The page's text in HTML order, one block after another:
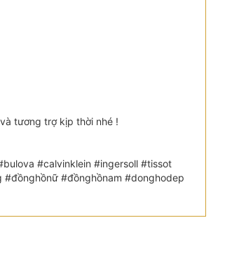
tương trợ kịp thời nhé !
#calvinklein #ingersoll #tissot
#đồnghồnam #donghodep